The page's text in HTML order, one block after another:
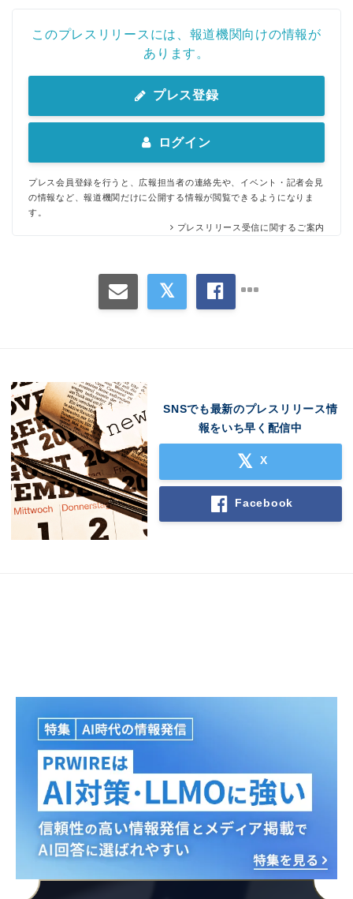
このプレスリリースには、報道機関向けの情報が
あります。
プレス登録
ログイン
プレス会員登録を行うと、広報担当者の連絡先や、イベント・記者会見
の情報など、報道機関だけに公開する情報が閲覧できるようになりま
す。
プレスリリース受信に関するご案内
SNSでも最新のプレスリリース情
報をいち早く配信中
X
Facebook